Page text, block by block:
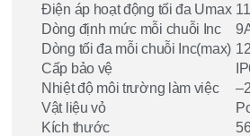
Điện áp hoạt động tối đa Umax
Dòng định mức mỗi chuỗi Inc
Dòng tối đa mỗi chuỗi Inc(max)
Cấp bảo vệ
Nhiệt độ môi trường làm việc
Vật liệu vỏ
Kích thước